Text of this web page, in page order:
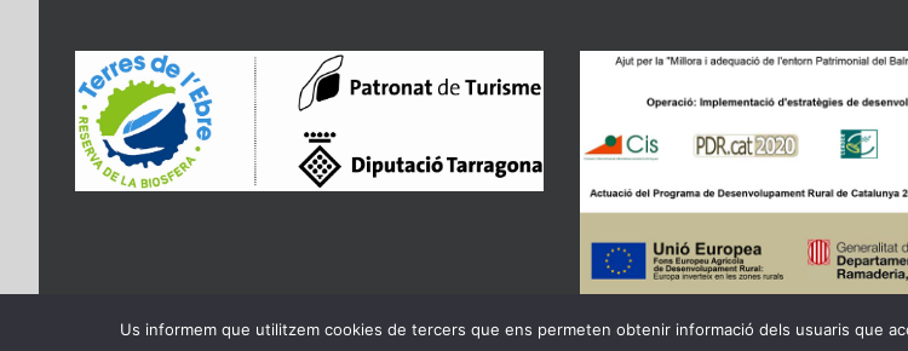
Us informem que utilitzem cookies de tercers que ens permeten obtenir informació dels usuaris que